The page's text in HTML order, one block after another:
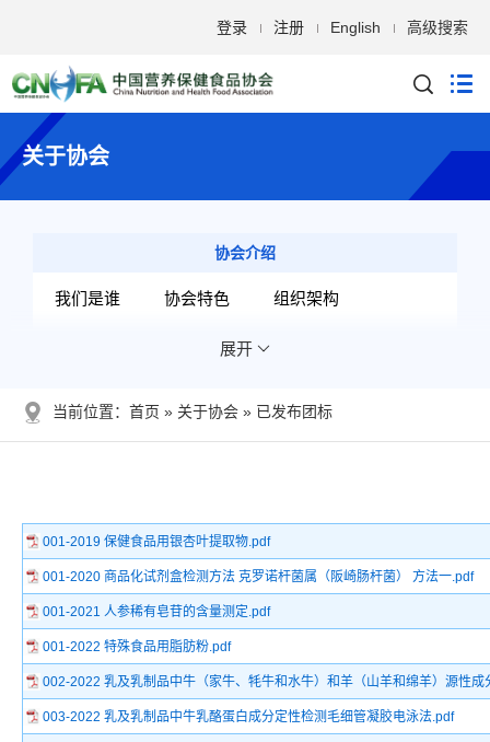
登录 注册 English 高级搜索
关于协会
协会介绍
我们是谁 协会特色 组织架构
专家智囊
发展历程
分支机构管理办法 团体标准管理办法
加入协会
入会流程 申请入会
展开
当前位置： 首页 关于协会 已发布团标
001-2019 保健食品用银杏叶提取物.pdf
001-2020 商品化试剂盒检测方法 克罗诺杆菌属（阪崎肠杆菌） 方法一.pdf
001-2021 人参稀有皂苷的含量测定.pdf
001-2022 特殊食品用脂肪粉.pdf
002-2022 乳及乳制品中牛（家牛、牦牛和水牛）和羊（山羊和绵羊）源性
003-2022 乳及乳制品中牛乳酪蛋白成分定性检测毛细管凝胶电泳法.pdf